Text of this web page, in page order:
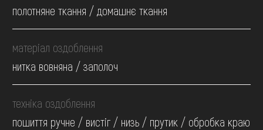
полотняне ткання / домашнє ткання
матеріал оздоблення
нитка вовняна / заполоч
техніка оздоблення
пошиття ручне / вистіг / низь / прутик / обробка краю